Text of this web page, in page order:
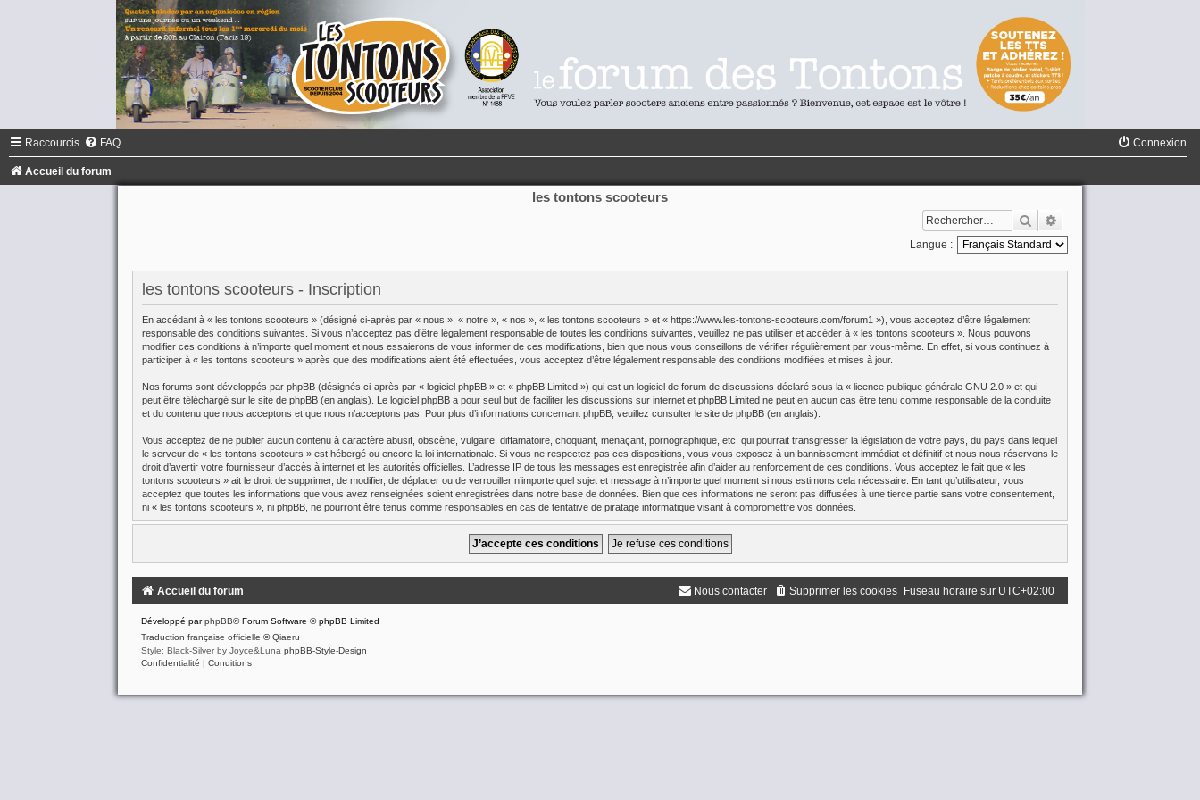
Raccourcis FAQ Connexion
Accueil du forum
les tontons scooteurs
Rechercher
Langue :
les tontons scooteurs - Inscription
En accédant à « les tontons scooteurs » (désigné ci-après par « nous », « notre », « nos », « les tontons scooteurs » et « https://www.les-tontons-scooteurs.com/forum1 »), vous acceptez d’être légalement
responsable des conditions suivantes. Si vous n’acceptez pas d’être légalement responsable de toutes les conditions suivantes, veuillez ne pas utiliser et accéder à « les tontons scooteurs ». Nous pouvons
modifier ces conditions à n’importe quel moment et nous essaierons de vous informer de ces modifications, bien que nous vous conseillons de vérifier régulièrement par vous-même. En effet, si vous continuez à
participer à « les tontons scooteurs » après que des modifications aient été effectuées, vous acceptez d’être légalement responsable des conditions modifiées et mises à jour.
Nos forums sont développés par phpBB (désignés ci-après par « logiciel phpBB » et « phpBB Limited ») qui est un logiciel de forum de discussions déclaré sous la « licence publique générale GNU 2.0» et qui
peut être téléchargé sur le site de phpBB(en anglais). Le logiciel phpBB a pour seul but de faciliter les discussions sur internet et phpBB Limited ne peut en aucun cas être tenu comme responsable de la conduite
et du contenu que nous acceptons et que nous n’acceptons pas. Pour plus d’informations concernant phpBB, veuillez consulter le site de phpBB(en anglais).
Vous acceptez de ne publier aucun contenu à caractère abusif, obscène, vulgaire, diffamatoire, choquant, menaçant, pornographique, etc. qui pourrait transgresser la législation de votre pays, du pays dans lequel
le serveur de « les tontons scooteurs » est hébergé ou encore la loi internationale. Si vous ne respectez pas ces dispositions, vous vous exposez à un bannissement immédiat et définitif et nous nous réservons le
droit d’avertir votre fournisseur d’accès à internet et les autorités officielles. L’adresse IP de tous les messages est enregistrée afin d’aider au renforcement de ces conditions. Vous acceptez le fait que « les
tontons scooteurs » ait le droit de supprimer, de modifier, de déplacer ou de verrouiller n’importe quel sujet et message à n’importe quel moment si nous estimons cela nécessaire. En tant qu’utilisateur, vous
acceptez que toutes les informations que vous avez renseignées soient enregistrées dans notre base de données. Bien que ces informations ne seront pas diffusées à une tierce partie sans votre consentement,
ni « les tontons scooteurs », ni phpBB, ne pourront être tenus comme responsables en cas de tentative de piratage informatique visant à compromettre vos données.
Accueil du forum Fuseau horaire sur UTC+02:00
Supprimer les cookies
Nous contacter
Développé parphpBB® Forum Software © phpBB Limited
Traduction française officielle ©Qiaeru
Style: Black-Silver by Joyce&Luna phpBB-Style-Design
Confidentialité | Conditions